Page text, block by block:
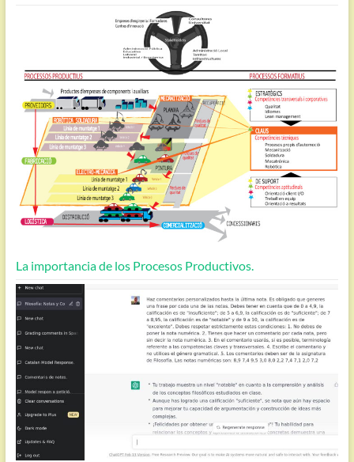
La importancia de los Procesos Productivos.